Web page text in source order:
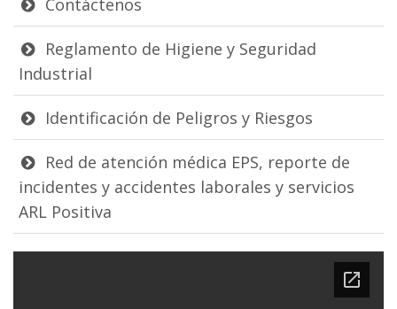
Reglamento de Higiene y Seguridad
Industrial
Identificación de Peligros y Riesgos
Red de atención médica EPS, reporte de
incidentes y accidentes laborales y servicios
ARL Positiva